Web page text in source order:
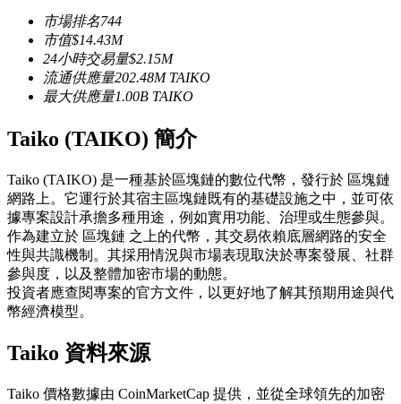
與頂尖交易專家同行
成為跟單交易員
市場排名744
市值$14.43M
24小時交易量$2.15M
流通供應量202.48M TAIKO
最大供應量1.00B TAIKO
Taiko (TAIKO) 簡介
Taiko (TAIKO) 是一種基於區塊鏈的數位代幣，發行於 區塊鏈
網路上。它運行於其宿主區塊鏈既有的基礎設施之中，並可依
據專案設計承擔多種用途，例如實用功能、治理或生態參與。
作為建立於 區塊鏈 之上的代幣，其交易依賴底層網路的安全
性與共識機制。其採用情況與市場表現取決於專案發展、社群
參與度，以及整體加密市場的動態。
投資者應查閱專案的官方文件，以更好地了解其預期用途與代
幣經濟模型。
Taiko 資料來源
Taiko 價格數據由 CoinMarketCap 提供，並從全球領先的加密